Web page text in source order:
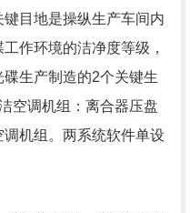
目地是操纵生产车间内
作环境的洁净度等级，
生产制造的2个关键生
空调机组：离合器压盘
机组。两系统软件单设